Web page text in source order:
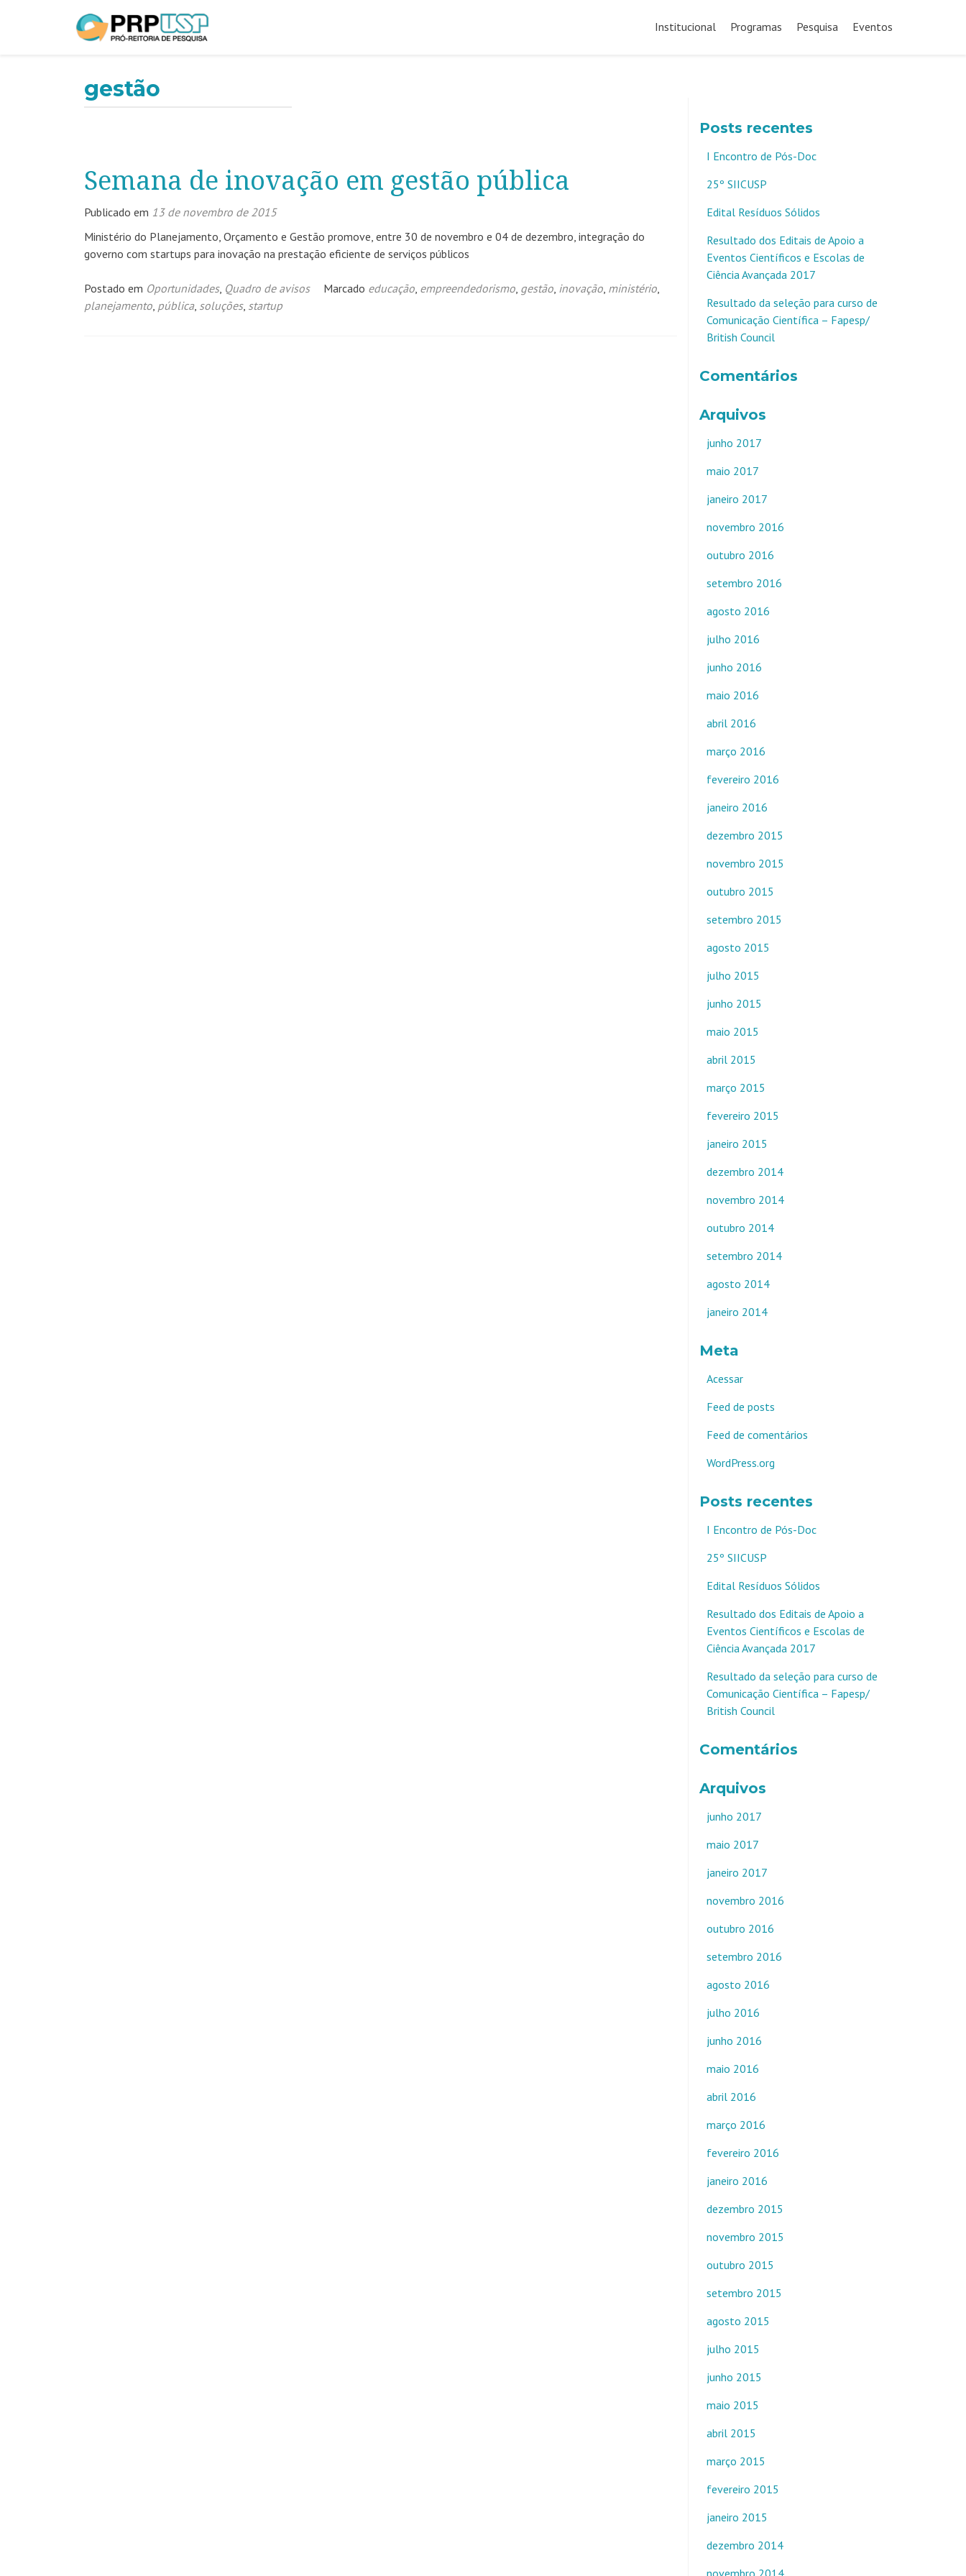
para
Institucional Programas Pesquisa Eventos
gestão
Semana de inovação em gestão pública
Publicado em 13 de novembro de 2015
Ministério do Planejamento, Orçamento e Gestão promove, entre 30 de novembro e 04 de dezembro, integração do
governo com startups para inovação na prestação eficiente de serviços públicos
Postado em Oportunidades, Quadro de avisos Marcado educação, empreendedorismo, gestão, inovação, ministério,
planejamento, pública, soluções, startup
Posts recentes
I Encontro de Pós-Doc
25º SIICUSP
Edital Resíduos Sólidos
Resultado dos Editais de Apoio a
Eventos Científicos e Escolas de
Ciência Avançada 2017
Resultado da seleção para curso de
Comunicação Científica – Fapesp/
British Council
Comentários
Arquivos
junho 2017
maio 2017
janeiro 2017
novembro 2016
outubro 2016
setembro 2016
agosto 2016
julho 2016
junho 2016
maio 2016
abril 2016
março 2016
fevereiro 2016
janeiro 2016
dezembro 2015
novembro 2015
outubro 2015
setembro 2015
agosto 2015
julho 2015
junho 2015
maio 2015
abril 2015
março 2015
fevereiro 2015
janeiro 2015
dezembro 2014
novembro 2014
outubro 2014
setembro 2014
agosto 2014
janeiro 2014
Meta
Acessar
Feed de posts
Feed de comentários
WordPress.org
Posts recentes
I Encontro de Pós-Doc
25º SIICUSP
Edital Resíduos Sólidos
Resultado dos Editais de Apoio a
Eventos Científicos e Escolas de
Ciência Avançada 2017
Resultado da seleção para curso de
Comunicação Científica – Fapesp/
British Council
Comentários
Arquivos
junho 2017
maio 2017
janeiro 2017
novembro 2016
outubro 2016
setembro 2016
agosto 2016
julho 2016
junho 2016
maio 2016
abril 2016
março 2016
fevereiro 2016
janeiro 2016
dezembro 2015
novembro 2015
outubro 2015
setembro 2015
agosto 2015
julho 2015
junho 2015
maio 2015
abril 2015
março 2015
fevereiro 2015
janeiro 2015
dezembro 2014
novembro 2014